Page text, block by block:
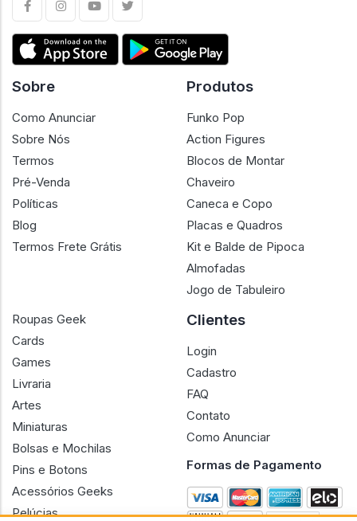
Sobre
Como Anunciar
Sobre Nós
Termos
Pré-Venda
Políticas
Blog
Termos Frete Grátis
Produtos
Funko Pop
Action Figures
Blocos de Montar
Chaveiro
Caneca e Copo
Placas e Quadros
Kit e Balde de Pipoca
Almofadas
Jogo de Tabuleiro
Roupas Geek
Cards
Games
Livraria
Artes
Miniaturas
Bolsas e Mochilas
Pins e Botons
Acessórios Geeks
Pelúcias
Clientes
Login
Cadastro
FAQ
Contato
Como Anunciar
Formas de Pagamento